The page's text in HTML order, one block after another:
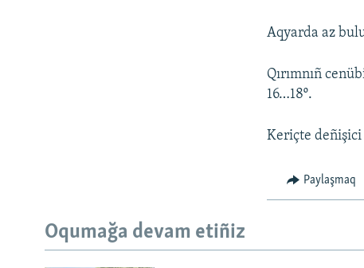
Aqyarda az
Qırımnıñ
16…18º.
Keriçte deñişici
Paylaşmaq
Oqumağa devam etiñiz